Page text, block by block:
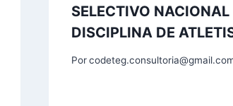
SELECTIVO NACIONAL
DISCIPLINA DE
Por